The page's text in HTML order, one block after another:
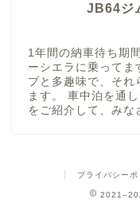
JB64ジ
1年間の納車待ち期
ーシエラに乗ってま
プと多趣味で、それ
ます。 車中泊を通
をご紹介して、みな
プライバシーポ